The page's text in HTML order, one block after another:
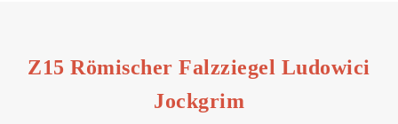
Z15 Römischer Falzziegel Ludowici
Jockgrim